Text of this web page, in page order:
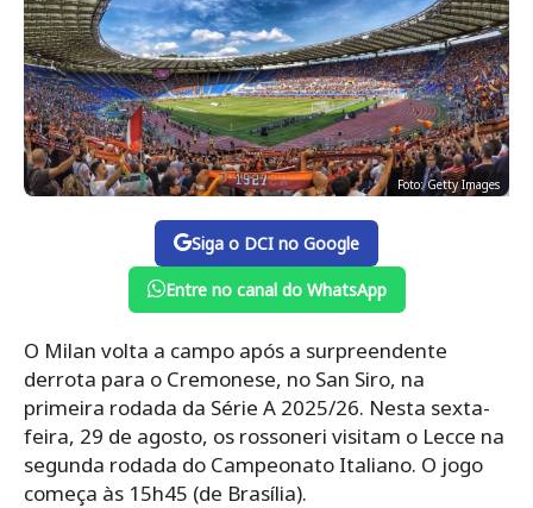
Foto: Getty Images
Siga o DCI no Google
Entre no canal do WhatsApp
O Milan volta a campo após a surpreendente
derrota para o Cremonese, no San Siro, na
primeira rodada da Série A 2025/26. Nesta sexta-
feira, 29 de agosto, os rossoneri visitam o Lecce na
segunda rodada do Campeonato Italiano. O jogo
começa às 15h45 (de Brasília).